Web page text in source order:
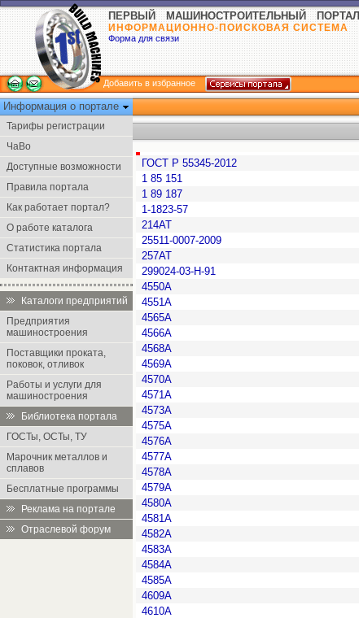
ПЕРВЫЙ МАШИНОСТРОИТЕЛЬНЫЙ ПОРТАЛ
ИНФОРМАЦИОННО-ПОИСКОВАЯ СИСТЕМА
Форма для связи
Добавить в избранное
Информация о портале
Тарифы регистрации
ЧаВо
Доступные возможности
Правила портала
Как работает портал?
О работе каталога
Статистика портала
Контактная информация
Каталоги предприятий
Предприятия
машиностроения
Поставщики проката,
поковок, отливок
Работы и услуги для
машиностроения
Библиотека портала
ГОСТы, ОСТы, ТУ
Марочник металлов и
сплавов
Бесплатные программы
Реклама на портале
Отраслевой форум
ГОСТ Р 55345-2012
1 85 151
1 89 187
1-1823-57
214АТ
25511-0007-2009
257АТ
299024-03-Н-91
4550А
4551А
4565А
4566А
4568А
4569А
4570А
4571А
4573А
4575А
4576А
4577А
4578А
4579А
4580А
4581А
4582А
4583А
4584А
4585А
4609А
4610А